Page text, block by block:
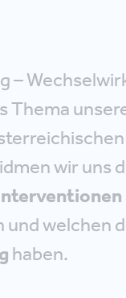
Thema
wir uns
und welchen
haben.